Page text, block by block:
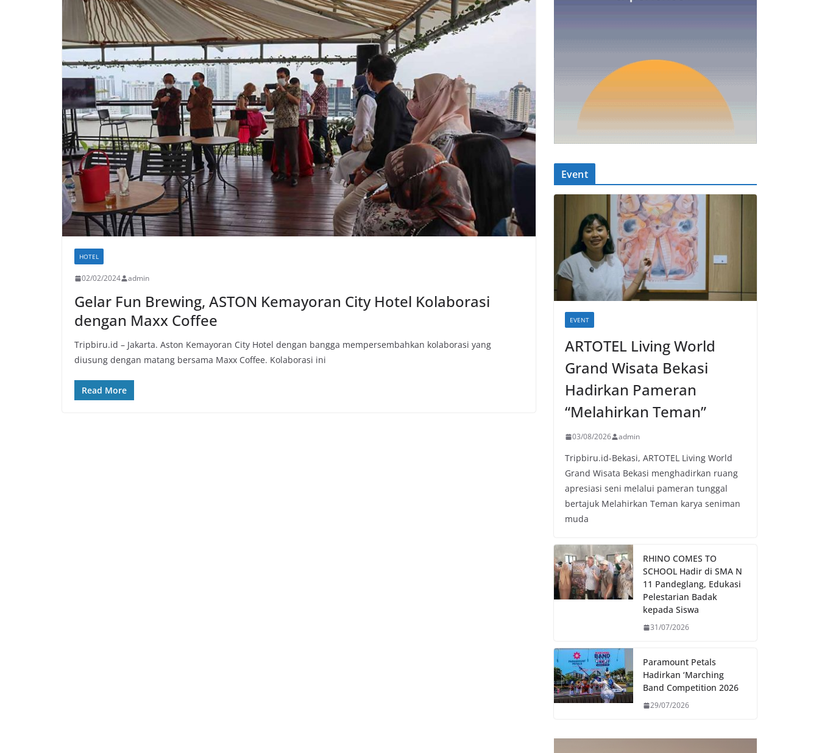
HOTEL
02/02/2024 admin
Gelar Fun Brewing, ASTON Kemayoran City Hotel Kolaborasi
dengan Maxx Coffee
Tripbiru.id – Jakarta. Aston Kemayoran City Hotel dengan bangga mempersembahkan kolaborasi yang
diusung dengan matang bersama Maxx Coffee. Kolaborasi ini
Read More
Event
EVENT
ARTOTEL Living World
Grand Wisata Bekasi
Hadirkan Pameran
“Melahirkan Teman”
03/08/2026 admin
Tripbiru.id-Bekasi, ARTOTEL Living World
Grand Wisata Bekasi menghadirkan ruang
apresiasi seni melalui pameran tunggal
bertajuk Melahirkan Teman karya seniman
muda
RHINO COMES TO
SCHOOL Hadir di SMA N
11 Pandeglang, Edukasi
Pelestarian Badak
kepada Siswa
31/07/2026
Paramount Petals
Hadirkan ‘Marching
Band Competition 2026
29/07/2026